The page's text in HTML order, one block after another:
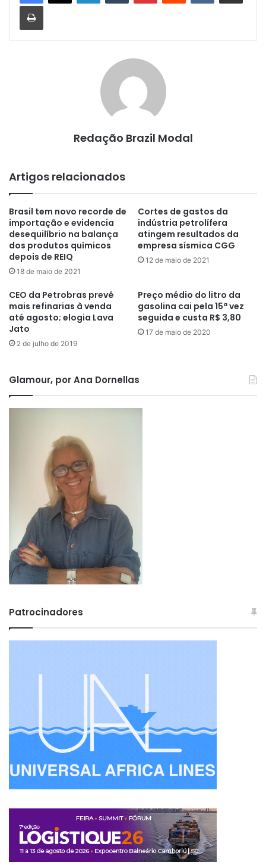
Imprimir
Redação Brazil Modal
Artigos relacionados
Brasil tem novo recorde de
importação e evidencia
desequilíbrio na balança
dos produtos químicos
depois de REIQ
18 de maio de 2021
Cortes de gastos da
indústria petrolífera
atingem resultados da
empresa sísmica CGG
12 de maio de 2021
CEO da Petrobras prevê
mais refinarias à venda
até agosto; elogia Lava
Jato
2 de julho de 2019
Preço médio do litro da
gasolina cai pela 15ª vez
seguida e custa R$ 3,80
17 de maio de 2020
Glamour, por Ana Dornellas
Patrocinadores